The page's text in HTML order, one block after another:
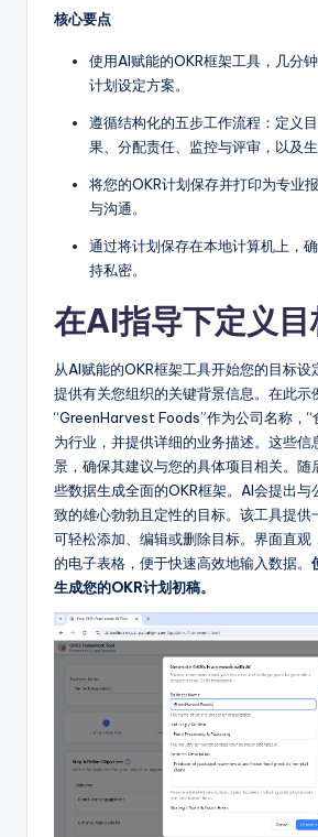
w
&
D
ig
it
核心要点
使用AI赋能的OKR框架工具，几分
计划设定方案。
遵循结构化的五步工作流程：定义
果、分配责任、监控与评审，以及生
将您的OKR计划保存并打印为专业
与沟通。
通过将计划保存在本地计算机上，
持私密。
在AI指导下定义目
从AI赋能的OKR框架工具开始您的目标设
提供有关您组织的关键背景信息。在此示
“GreenHarvest Foods”作为公司名称，“
为行业，并提供详细的业务描述。这些信
景，确保其建议与您的具体项目相关。随
些数据生成全面的OKR框架。AI会提出与
致的雄心勃勃且定性的目标。该工具提供
可轻松添加、编辑或删除目标。界面直观
的电子表格，便于快速高效地输入数据。
生成您的OKR计划初稿。